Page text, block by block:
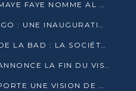
SÉNÉGAL : BASSIROU DIOMAYE FAYE NOMME AL AMINOU LÔ PREMIER MINISTRE
MUSÉE NATIONAL DU CONGO : UNE INAUGURATION PORTEUSE D’ESPOIR POUR LA CULTURE
ASSEMBLÉES ANNUELLES DE LA BAD : LA SOCIÉTÉ CIVILE CONGOLAISE À LA RECHERCHE DE PARTENAIRES POUR SES PROJETS
DENIS SASSOU-NGUESSO ANNONCE LA FIN DU VISA POUR LES AFRICAINS EN 2027
OIF : LE DR. COUMBA BÂ PORTE UNE VISION DE DIALOGUE, DE STABILITÉ ET DE RÉFORME À LA TÊTE